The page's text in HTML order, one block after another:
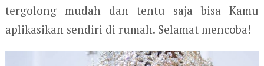
tergolong mudah dan tentu saja bisa Kamu
aplikasikan sendiri di rumah. Selamat mencoba!